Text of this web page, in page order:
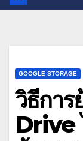
GOOGLE STORAGE
วิธีกา
Drive